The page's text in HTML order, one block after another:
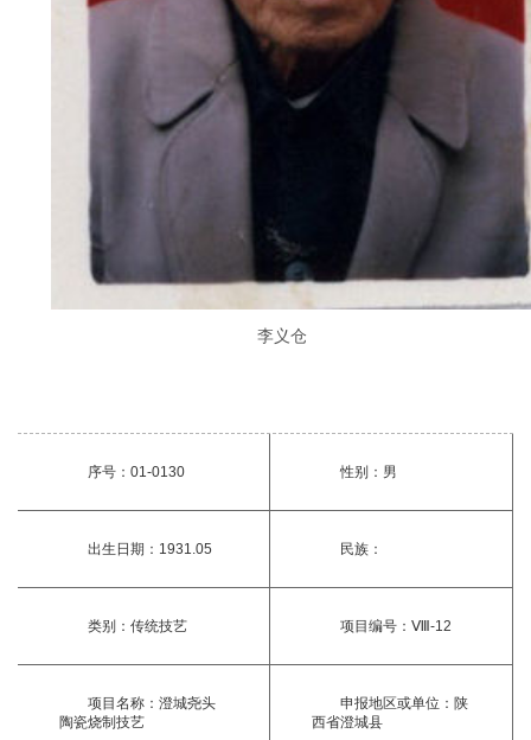
李义仓
序号：01-0130 性别：男
出生日期：1931.05 民族：
类别：传统技艺 项目编号：Ⅷ-12
项目名称：澄城尧头
陶瓷烧制技艺
申报地区或单位：陕
西省澄城县